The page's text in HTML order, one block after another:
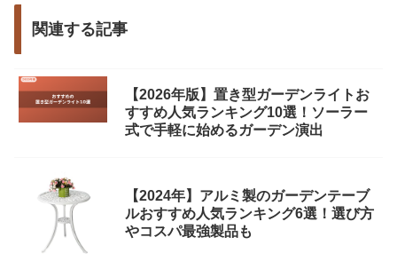
関連する記事
【2026年版】置き型ガーデンライトお
すすめ人気ランキング10選！ソーラー
式で手軽に始めるガーデン演出
【2024年】アルミ製のガーデンテーブ
ルおすすめ人気ランキング6選！選び方
やコスパ最強製品も